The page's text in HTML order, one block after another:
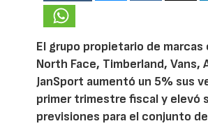
El grupo propietario de marcas
North Face, Timberland, Vans,
JanSport aumentó un 5% sus
primer trimestre fiscal y elevó
previsiones para el conjunto